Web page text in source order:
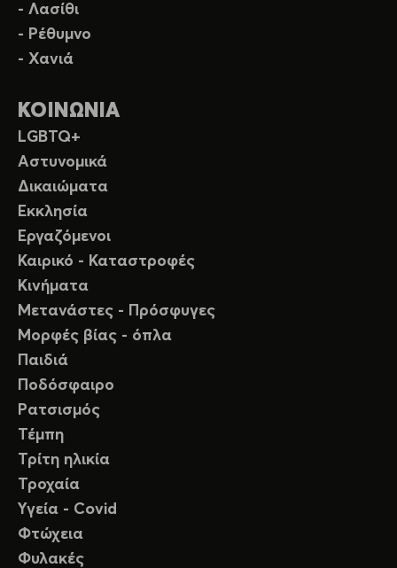
- Λασίθι
- Ρέθυμνο
- Χανιά
ΚΟΙΝΩΝΙΑ
LGBTQ+
Αστυνομικά
Δικαιώματα
Εκκλησία
Εργαζόμενοι
Καιρικό - Καταστροφές
Κινήματα
Μετανάστες - Πρόσφυγες
Μορφές βίας - όπλα
Παιδιά
Ποδόσφαιρο
Ρατσισμός
Τέμπη
Τρίτη ηλικία
Τροχαία
Υγεία - Covid
Φτώχεια
Φυλακές